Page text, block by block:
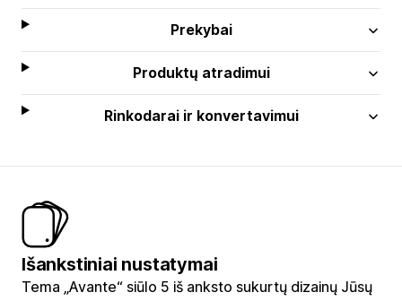
Prekybai
Produktų atradimui
Rinkodarai ir konvertavimui
Išankstiniai nustatymai
Tema „Avante“ siūlo 5 iš anksto sukurtų dizainų Jūsų